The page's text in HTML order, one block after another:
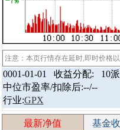
注意：本页行情存在延时,即时价格
0001-01-01 收益分配: 10
中位市盈率/扣除后:--/--
行业:GPX
最新净值 基金